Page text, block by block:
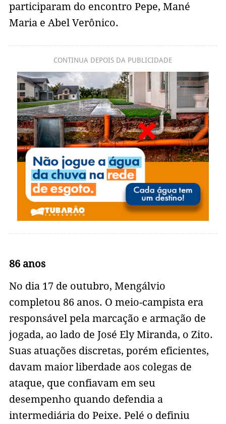
participaram do encontro Pepe, Mané
Maria e Abel Verônico.
CONTINUA DEPOIS DA PUBLICIDADE
86 anos
No dia 17 de outubro, Mengálvio
completou 86 anos. O meio-campista era
responsável pela marcação e armação de
jogada, ao lado de José Ely Miranda, o Zito.
Suas atuações discretas, porém eficientes,
davam maior liberdade aos colegas de
ataque, que confiavam em seu
desempenho quando defendia a
intermediária do Peixe. Pelé o definiu